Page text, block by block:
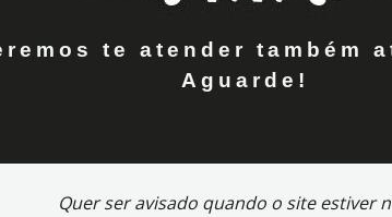
te atender também
Aguarde!
Quer ser avisado quando o site estiver